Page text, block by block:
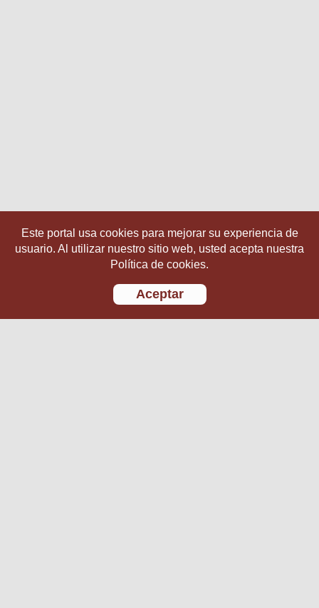
Este portal usa cookies para mejorar su experiencia de
usuario. Al utilizar nuestro sitio web, usted acepta nuestra
Política de cookies.
Aceptar